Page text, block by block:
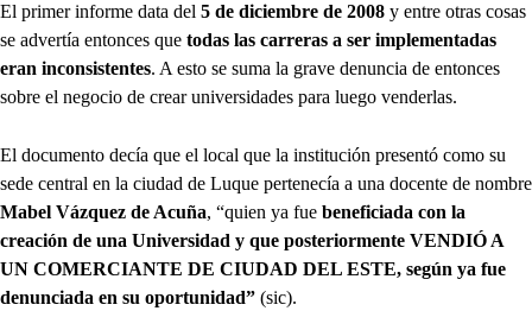
El primer informe data del 5 de diciembre de 2008 y entre otras cosas
se advertía entonces que todas las carreras a ser implementadas
eran inconsistentes. A esto se suma la grave denuncia de entonces
sobre el negocio de crear universidades para luego venderlas.
El documento decía que el local que la institución presentó como su
sede central en la ciudad de Luque pertenecía a una docente de nombre
Mabel Vázquez de Acuña, “quien ya fue beneficiada con la
creación de una Universidad y que posteriormente VENDIÓ A
UN COMERCIANTE DE CIUDAD DEL ESTE, según ya fue
denunciada en su oportunidad” (sic).